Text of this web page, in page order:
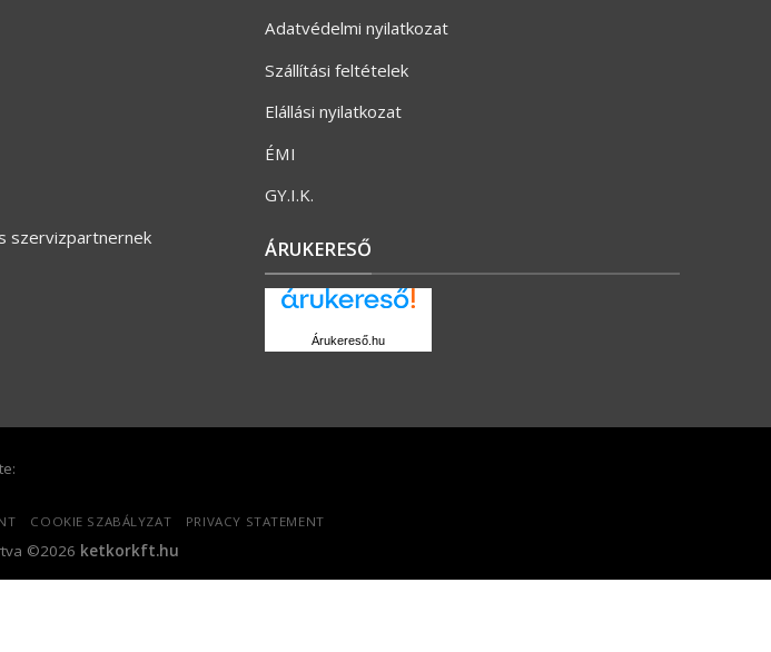
szervizpartnernek
Adatvédelmi nyilatkozat
Szállítási feltételek
Elállási nyilatkozat
ÉMI
GY.I.K.
ÁRUKERESŐ
Árukereső.hu
COOKIE SZABÁLYZAT PRIVACY STATEMENT
©2026 ketkorkft.hu